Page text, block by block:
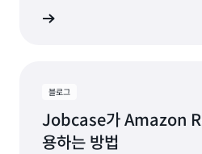
블로그
Jobcase가 Amazon
용하는 방법